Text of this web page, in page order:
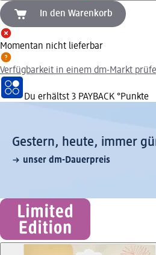
In den Warenkorb
Momentan nicht lieferbar
Verfügbarkeit in einem dm-Markt
Du erhältst 3 PAYBACK °Punkte
Gestern, heute, immer
unser dm-Dauerpreis